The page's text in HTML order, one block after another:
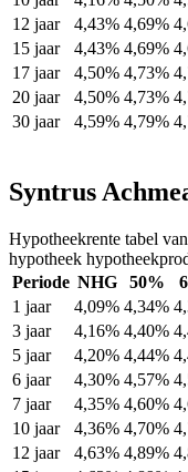
12 jaar
4,43% 4,69%
15 jaar
4,43% 4,69%
17 jaar
4,50% 4,73%
20 jaar
4,50% 4,73%
30 jaar
4,59% 4,79%
Syntrus
Hypotheekrente tabel
hypotheek
Periode NHG 50%
1 jaar
4,09% 4,34%
3 jaar
4,16% 4,40%
5 jaar
4,20% 4,44%
6 jaar
4,30% 4,57%
7 jaar
4,35% 4,60%
10 jaar
4,36% 4,70%
12 jaar
4,63% 4,89%